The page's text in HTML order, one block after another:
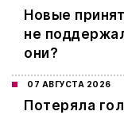
Новые
не
они?
07 АВГУСТА 2026
Потеряла